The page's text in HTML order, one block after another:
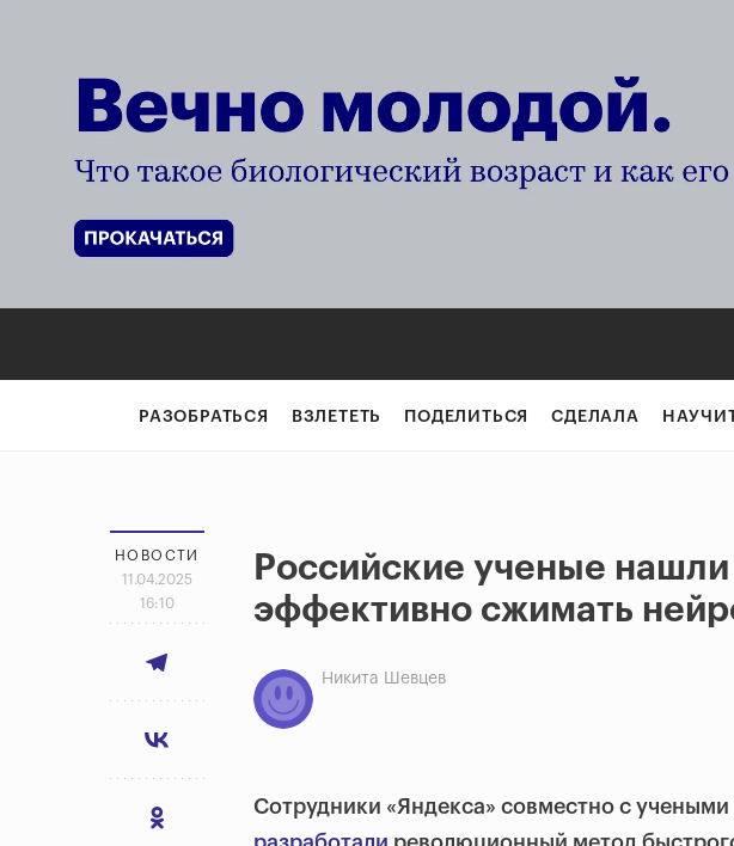
РАЗОБРАТЬСЯ ВЗЛЕТЕТЬ ПОДЕЛИТЬСЯ СДЕЛАЛА
НОВОСТИ
11.04.2025
16:10
Российские ученые
эффективно сжимать
Никита Шевцев
Сотрудники «Яндекса» совместно с